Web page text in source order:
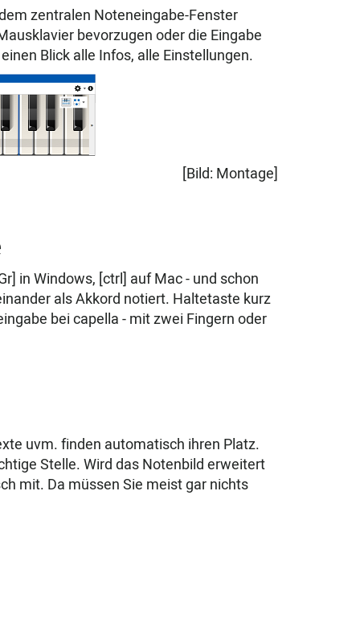
zentralen Noteneingabe-Fenster
bevorzugen oder die Eingabe
Blick alle Infos, alle Einstellungen.
[Bild: Montage]
in Windows, [ctrl] auf Mac - und schon
als Akkord notiert. Haltetaste kurz
bei capella - mit zwei Fingern oder
uvm. finden automatisch ihren Platz.
Stelle. Wird das Notenbild erweitert
mit. Da müssen Sie meist gar nichts